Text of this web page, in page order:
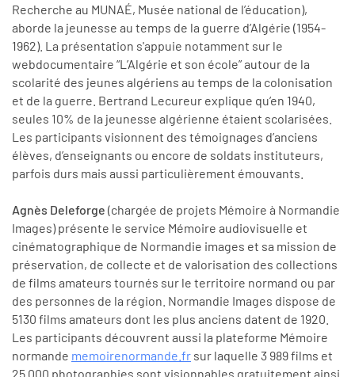
Recherche au MUNAÉ, Musée national de l’éducation),
aborde la jeunesse au temps de la guerre d’Algérie (1954-
1962). La présentation s'appuie notamment sur le
webdocumentaire “L’Algérie et son école” autour de la
scolarité des jeunes algériens au temps de la colonisation
et de la guerre. Bertrand Lecureur explique qu’en 1940,
seules 10% de la jeunesse algérienne étaient scolarisées.
Les participants visionnent des témoignages d’anciens
élèves, d’enseignants ou encore de soldats instituteurs,
parfois durs mais aussi particulièrement émouvants.
Agnès Deleforge (chargée de projets Mémoire à Normandie
Images) présente le service Mémoire audiovisuelle et
cinématographique de Normandie images et sa mission de
préservation, de collecte et de valorisation des collections
de films amateurs tournés sur le territoire normand ou par
des personnes de la région. Normandie Images dispose de
5130 films amateurs dont les plus anciens datent de 1920.
Les participants découvrent aussi la plateforme Mémoire
normande memoirenormande.fr sur laquelle 3 989 films et
25 000 photographies sont visionnables gratuitement ainsi